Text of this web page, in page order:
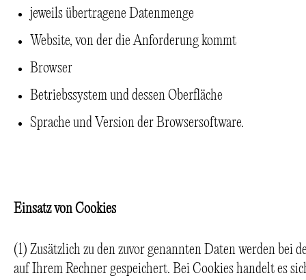
jeweils übertragene Datenmenge
Website, von der die Anforderung kommt
Browser
Betriebssystem und dessen Oberfläche
Sprache und Version der Browsersoftware.
Einsatz von Cookies
(1) Zusätzlich zu den zuvor genannten Daten werden bei
auf Ihrem Rechner gespeichert. Bei Cookies handelt es